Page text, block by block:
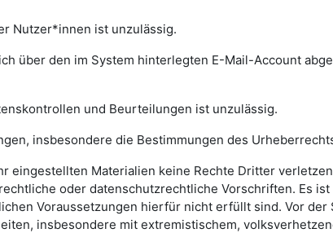
Nutzer*innen ist unzulässig.
über den im System hinterlegten E-Mail-Account
und Beurteilungen ist unzulässig.
insbesondere die Bestimmungen des
Materialien keine Rechte Dritter
oder datenschutzrechtliche Vorschriften. Es
Voraussetzungen hierfür nicht erfüllt sind. Vor
insbesondere mit extremistischem,